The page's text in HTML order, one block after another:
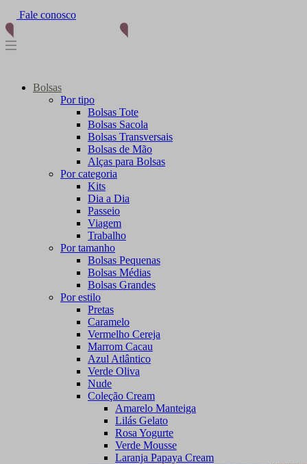
(11) 96012-2976
Fale conosco
Bolsas
Por tipo
Bolsas Tote
Bolsas Sacola
Bolsas Transversais
Bolsas de Mão
Alças para Bolsas
Por categoria
Kits
Dia a Dia
Passeio
Viagem
Trabalho
Por tamanho
Bolsas Pequenas
Bolsas Médias
Bolsas Grandes
Por estilo
Pretas
Caramelo
Vermelho Cereja
Marrom Cacau
Azul Atlântico
Verde Oliva
Nude
Coleção Cream
Amarelo Manteiga
Lilás Gelato
Rosa Yogurte
Verde Mousse
Laranja Papaya Cream